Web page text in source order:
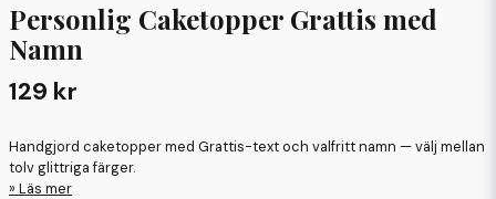
Personlig Caketopper Grattis med
Namn
129 kr
Handgjord caketopper med Grattis-text och valfritt namn — välj mellan
tolv glittriga färger.
Läs mer